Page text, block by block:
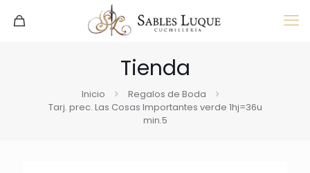
Tienda
Inicio
Regalos de Boda
Tarj. prec. Las Cosas Importantes verde 1hj=36u
min.5